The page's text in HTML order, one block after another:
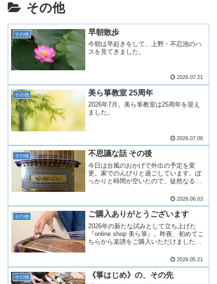
その他
その他 早朝散歩
今朝は早起きをして、上野・不忍池のハ
スを見てきました。
2026.07.21
その他 美ら箏教室 25周年
2026年7月。美ら箏教室は25周年を迎え
ました。
2026.07.06
その他 不思議な話 その後
今日は台風のおかげで外出の予定を変
更。家でのんびりと過ごしています。ぽ
っかりと時間が空いたので、徒然なるま
てみようと思い立ちました。摩訶不思議
な話が苦手な方は、どう...
2026.06.03
その他 ご購入ありがとうございます
2026年の新たな試みとして立ち上げた
『online shop 美ら箏』。昨夜、初めてこ
ちらから楽譜をご購入いただけました。
2026.05.21
その他 《箏はじめ》の、その先